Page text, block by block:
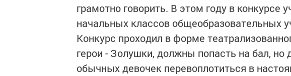
грамотно говорить. В этом году в конкурсе
начальных классов общеобразовательных
Конкурс проходил в форме
герои - Золушки, должны попасть на бал, но
обычных девочек перевоплотиться в